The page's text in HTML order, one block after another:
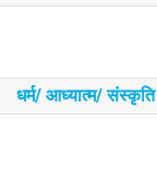
धर्म/ आध्‍यात्‍म/ संस्‍कृति